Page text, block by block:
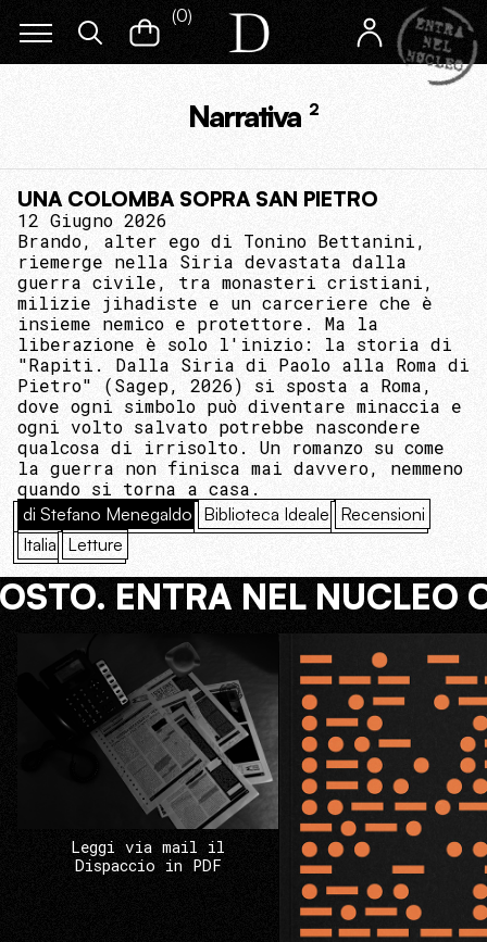
(0)
Narrativa 2
UNA COLOMBA SOPRA SAN PIETRO
12 Giugno 2026
Brando, alter ego di Tonino Bettanini,
riemerge nella Siria devastata dalla
guerra civile, tra monasteri cristiani,
milizie jihadiste e un carceriere che è
insieme nemico e protettore. Ma la
liberazione è solo l'inizio: la storia di
"Rapiti. Dalla Siria di Paolo alla Roma di
Pietro" (Sagep, 2026) si sposta a Roma,
dove ogni simbolo può diventare minaccia e
ogni volto salvato potrebbe nascondere
qualcosa di irrisolto. Un romanzo su come
la guerra non finisca mai davvero, nemmeno
quando si torna a casa.
di Stefano Menegaldo Biblioteca Ideale Recensioni
Italia Letture
ENTRA NEL NUCLEO
Leggi via mail il
Dispaccio in PDF